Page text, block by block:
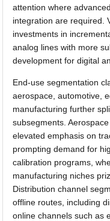
attention where
integration are required.
investments in
analog lines with more
development for digital
End-use segmentation
aerospace, automotive,
manufacturing further
subsegments.
elevated emphasis on
prompting demand for
calibration programs,
manufacturing niches
Distribution channel
offline routes, including
online channels such as